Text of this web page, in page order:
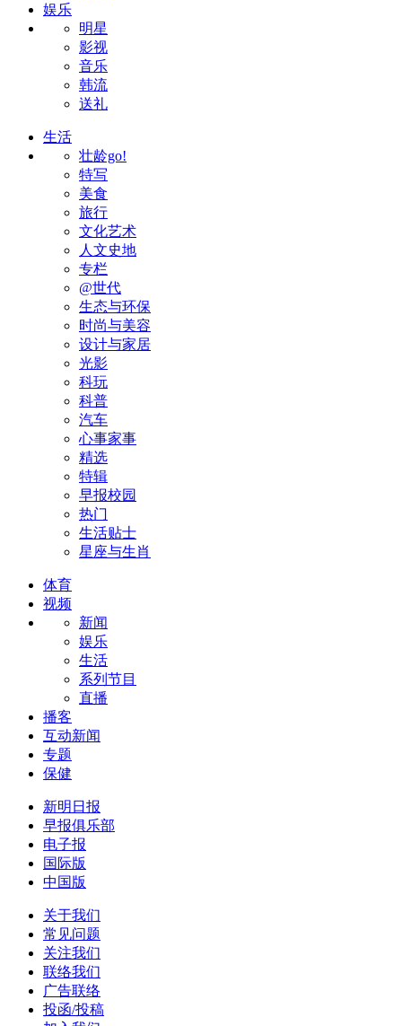
娱乐
明星
影视
音乐
韩流
送礼
生活
壮龄go!
特写
美食
旅行
文化艺术
人文史地
专栏
@世代
生态与环保
时尚与美容
设计与家居
光影
科玩
科普
汽车
心事家事
精选
特辑
早报校园
热门
生活贴士
星座与生肖
体育
视频
新闻
娱乐
生活
系列节目
直播
播客
互动新闻
专题
保健
新明日报
早报俱乐部
电子报
国际版
中国版
关于我们
常见问题
关注我们
联络我们
广告联络
投函/投稿